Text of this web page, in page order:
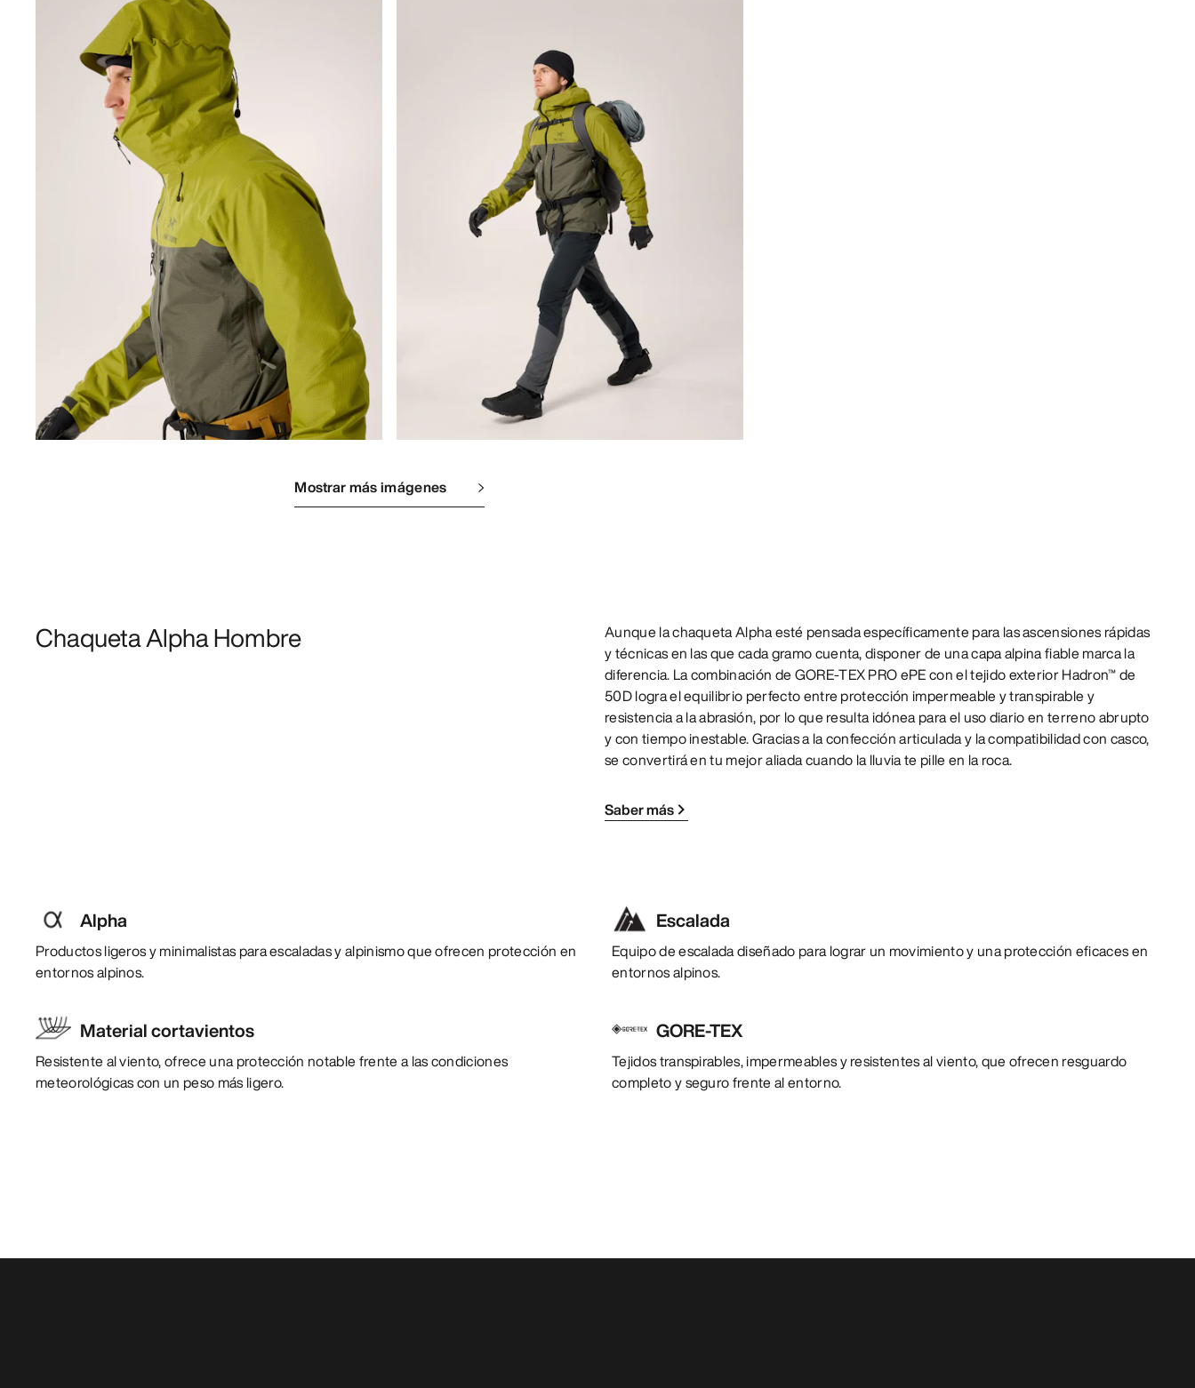
Mostrar más imágenes
Chaqueta Alpha Hombre
Aunque la chaqueta Alpha esté pensada específicamente para las ascensiones rápidas
y técnicas en las que cada gramo cuenta, disponer de una capa alpina fiable marca la
diferencia. La combinación de GORE-TEX PRO ePE con el tejido exterior Hadron™ de
50D logra el equilibrio perfecto entre protección impermeable y transpirable y
resistencia a la abrasión, por lo que resulta idónea para el uso diario en terreno abrupto
y con tiempo inestable. Gracias a la confección articulada y la compatibilidad con casco,
se convertirá en tu mejor aliada cuando la lluvia te pille en la roca.
Saber más
Alpha
Productos ligeros y minimalistas para escaladas y alpinismo que ofrecen protección en
entornos alpinos.
Escalada
Equipo de escalada diseñado para lograr un movimiento y una protección eficaces en
entornos alpinos.
Material cortavientos
Resistente al viento, ofrece una protección notable frente a las condiciones
meteorológicas con un peso más ligero.
GORE-TEX
Tejidos transpirables, impermeables y resistentes al viento, que ofrecen resguardo
completo y seguro frente al entorno.